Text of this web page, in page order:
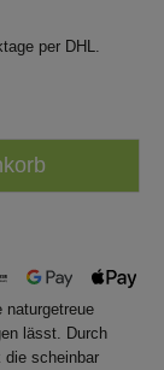
per DHL.
naturgetreue
lässt. Durch
die scheinbar